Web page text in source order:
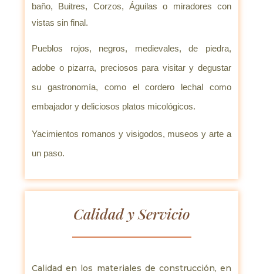
baño, Buitres, Corzos, Águilas o miradores con
vistas sin final.
Pueblos rojos, negros, medievales, de piedra,
adobe o pizarra, preciosos para visitar y degustar
su gastronomía, como el cordero lechal como
embajador y deliciosos platos micológicos.
Yacimientos romanos y visigodos, museos y arte a
un paso.
Calidad y Servicio
Calidad en los materiales de construcción, en